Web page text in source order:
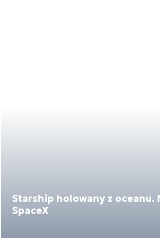
Starship holowany z oceanu.
SpaceX